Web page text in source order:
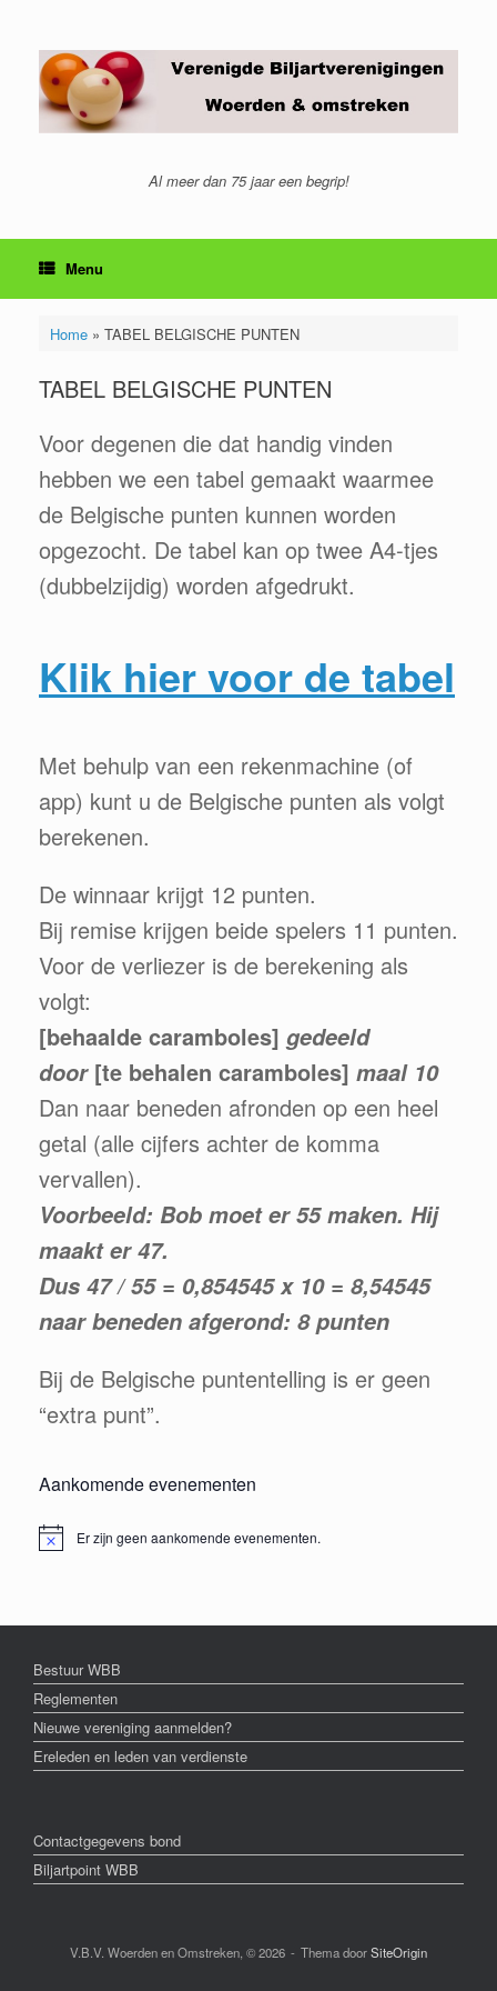
inhoud
Al meer dan 75 jaar een begrip!
Menu
Home» TABEL BELGISCHE PUNTEN
TABEL BELGISCHE PUNTEN
Voor degenen die dat handig vinden
hebben we een tabel gemaakt waarmee
de Belgische punten kunnen worden
opgezocht. De tabel kan op twee A4-tjes
(dubbelzijdig) worden afgedrukt.
Klik hier voor de tabel
Met behulp van een rekenmachine (of
app) kunt u de Belgische punten als volgt
berekenen.
De winnaar krijgt 12 punten.
Bij remise krijgen beide spelers 11 punten.
Voor de verliezer is de berekening als
volgt:
[behaalde caramboles] gedeeld
door[te behalen caramboles] maal 10
Dan naar beneden afronden op een heel
getal (alle cijfers achter de komma
vervallen).
Voorbeeld: Bob moet er 55 maken. Hij
maakt er 47.
Dus 47 / 55 = 0,854545 x 10 = 8,54545
naar beneden afgerond: 8 punten
Bij de Belgische puntentelling is er geen
“extra punt”.
Aankomende evenementen
BerichtEr zijn geen aankomende evenementen.
Bestuur WBB
Reglementen
Nieuwe vereniging aanmelden?
Ereleden en leden van verdienste
Contactgegevens bond
Biljartpoint WBB
V.B.V. Woerden en Omstreken, © 2026 Thema doorSiteOrigin